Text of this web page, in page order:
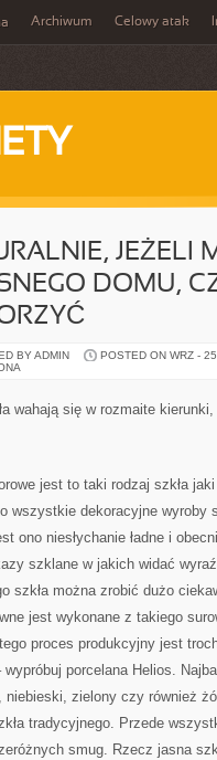
Archiwum Celowy atak
JEŻELI
DOMU,
BY ADMIN POSTED ON WRZ -
wahają się w rozmaite
jest to taki rodzaj szkła
wszystkie dekoracyjne wyroby
ono niesłychanie ładne i
szklane w jakich widać
szkła można zrobić dużo
jest wykonane z takiego
proces produkcyjny jest
wypróbuj porcelana Helios.
niebieski, zielony czy również
tradycyjnego. Przede
smug. Rzecz jasna